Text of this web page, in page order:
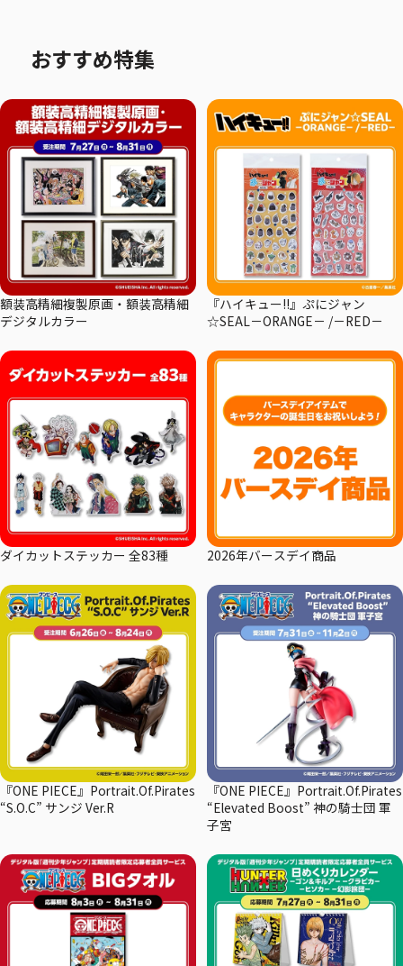
おすすめ特集
額装高精細複製原画・額装高精細
デジタルカラー
『ハイキュー!!』ぷにジャン
☆SEAL－ORANGE－ /－RED－
ダイカットステッカー 全83種 2026年バースデイ商品
『ONE PIECE』Portrait.Of.Pirates
“S.O.C” サンジ Ver.R
『ONE PIECE』Portrait.Of.Pirates
“Elevated Boost” 神の騎士団 軍
子宮